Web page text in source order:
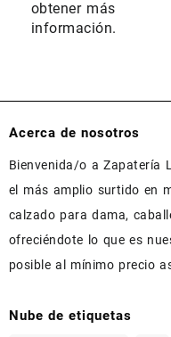
obtener más
información.
Acerca de nosotros
Bienvenida/o a Zapatería
el más amplio surtido en
calzado para dama,
ofreciéndote lo que es
posible al mínimo precio
Nube de etiquetas